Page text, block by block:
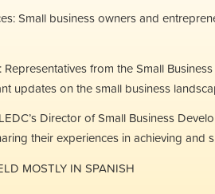
Small business owners and
Representatives from the Small
updates on the small business
Director of Small Business
their experiences in achieving and
MOSTLY IN SPANISH